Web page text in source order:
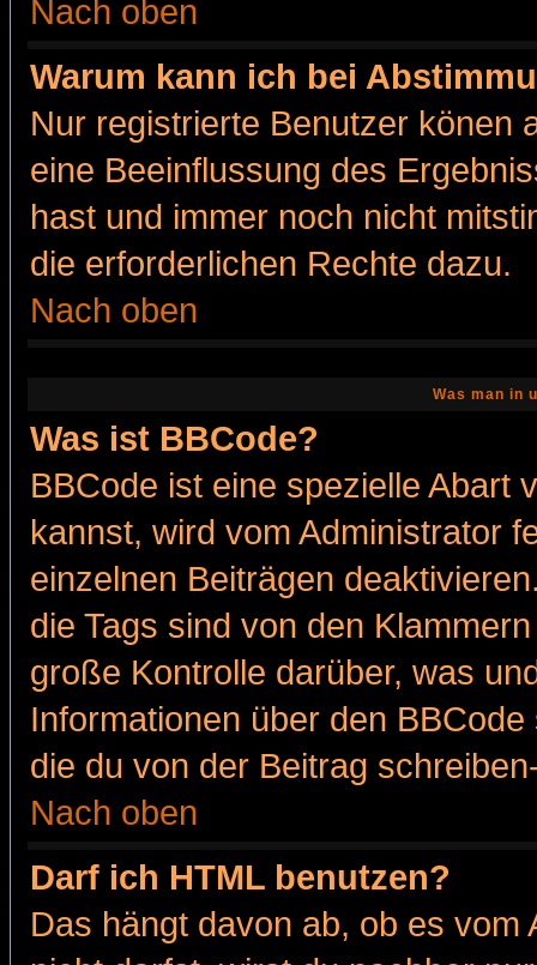
Nach oben
Warum kann ich bei
Nur registrierte Benutzer könen
eine Beeinflussung des
hast und immer noch nicht
die erforderlichen Rechte dazu.
Nach oben
Was man in
Was ist BBCode?
BBCode ist eine spezielle Abart
kannst, wird vom Administrator
einzelnen Beiträgen
die Tags sind von den
große Kontrolle darüber, was
Informationen über den
die du von der Beitrag
Nach oben
Darf ich HTML benutzen?
Das hängt davon ab, ob es